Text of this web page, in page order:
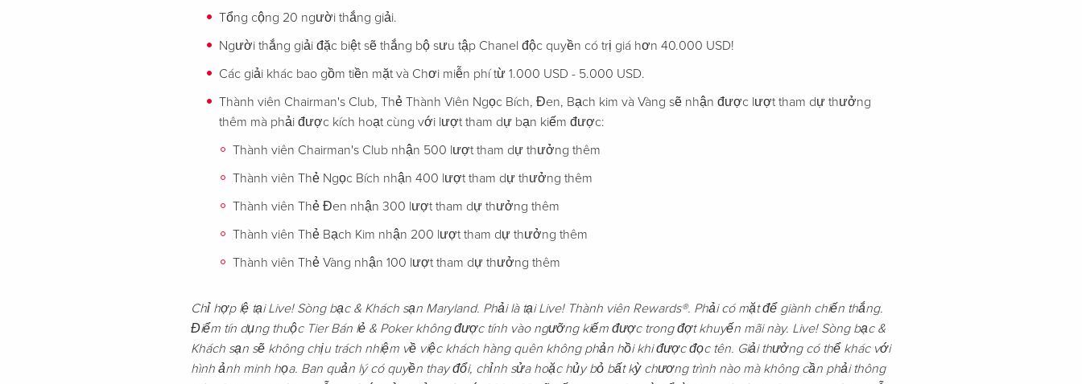
Tổng cộng 20 người thắng giải.
Người thắng giải đặc biệt sẽ thắng bộ sưu tập Chanel độc quyền có trị giá hơn 40.000 USD!
Các giải khác bao gồm tiền mặt và Chơi miễn phí từ 1.000 USD - 5.000 USD.
Thành viên Chairman's Club, Thẻ Thành Viên Ngọc Bích, Đen, Bạch kim và Vàng sẽ nhận được lượt tham dự thưởng
thêm mà phải được kích hoạt cùng với lượt tham dự bạn kiếm được:
Thành viên Chairman's Club nhận 500 lượt tham dự thưởng thêm
Thành viên Thẻ Ngọc Bích nhận 400 lượt tham dự thưởng thêm
Thành viên Thẻ Đen nhận 300 lượt tham dự thưởng thêm
Thành viên Thẻ Bạch Kim nhận 200 lượt tham dự thưởng thêm
Thành viên Thẻ Vàng nhận 100 lượt tham dự thưởng thêm
Chỉ hợp lệ tại Live! Sòng bạc & Khách sạn Maryland. Phải là tại Live! Thành viên Rewards®. Phải có mặt để giành chiến thắng.
Điểm tín dụng thuộc Tier Bán lẻ & Poker không được tính vào ngưỡng kiếm được trong đợt khuyến mãi này. Live! Sòng bạc &
Khách sạn sẽ không chịu trách nhiệm về việc khách hàng quên không phản hồi khi được đọc tên. Giải thưởng có thể khác với
hình ảnh minh họa. Ban quản lý có quyền thay đổi, chỉnh sửa hoặc hủy bỏ bất kỳ chương trình nào mà không cần phải thông